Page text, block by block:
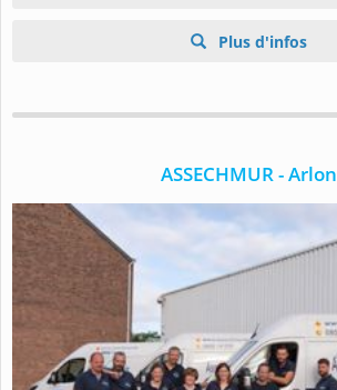
Plus d'infos
ASSECHMUR - Arlon